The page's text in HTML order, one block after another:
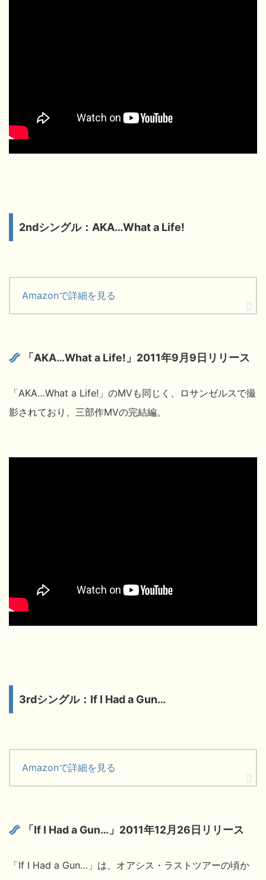
2ndシングル：AKA…What a Life!
Amazonで詳細を見る
「AKA…What a Life!」2011年9月9日リリース
「AKA…What a Life!」のMVも同じく、ロサンゼルスで撮
影されており、三部作MVの完結編。
3rdシングル：If I Had a Gun…
Amazonで詳細を見る
「If I Had a Gun…」2011年12月26日リリース
「If I Had a Gun…」は、オアシス・ラストツアーの頃か